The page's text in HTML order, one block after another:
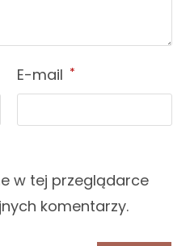
E-mail *
w tej przeglądarce
komentarzy.